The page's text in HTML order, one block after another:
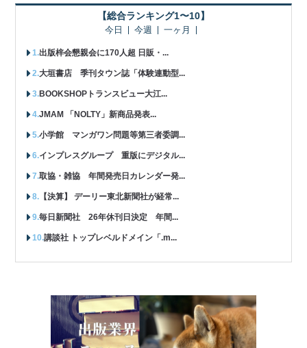
【総合ランキング1〜10】
今日 今週 一ヶ月
出版梓会懇親会に170人超 日販・...
大垣書店 季刊タウン誌「体験連動型...
BOOKSHOPトランスビュー大江...
JMAM 「NOLTY」新商品発表...
小学館 マンガワン問題等第三者委調...
インプレスグループ 重版にデジタル...
取協・雑協 年間発売日カレンダー発...
【決算】 デーリー東北新聞社が経常...
毎日新聞社 26年休刊日決定 年間...
講談社 トップレベルドメイン「.m...